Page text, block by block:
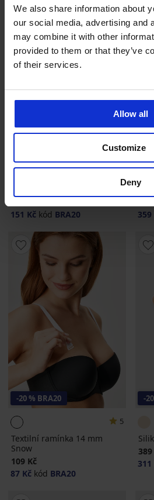
We also share information about
our social media, advertising and
may combine it with other
provided to them or that they’ve
of their services.
Allow all
Customize
Deny
4,7
151 Kč kód BRA20
359
-20 % BRA20
5
Textilní ramínka 14 mm
Snow
109 Kč
87 Kč kód BRA20
-
389
311